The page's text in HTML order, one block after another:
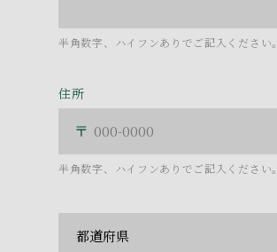
半角数字、ハイフンありでご記入ください。
住所
半角数字、ハイフンありでご記入ください。